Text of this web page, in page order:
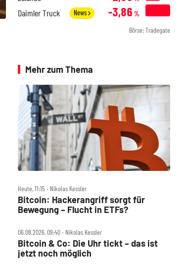
Daimler Truck News -3,86 %
Börse: Tradegate
Mehr zum Thema
Heute, 11:15 ‧ Nikolas Kessler
Bitcoin: Hackerangriff sorgt für
Bewegung – Flucht in ETFs?
06.08.2026, 09:40 ‧ Nikolas Kessler
Bitcoin & Co: Die Uhr tickt – das ist
jetzt noch möglich